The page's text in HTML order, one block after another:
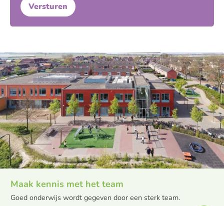
Versturen
Maak kennis met het team
Goed onderwijs wordt gegeven door een sterk team.